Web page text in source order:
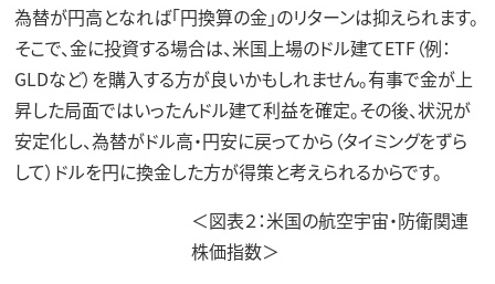
為替が円高となれば「円換算の金」のリターンは抑えられます。
そこで、金に投資する場合は、米国上場のドル建てETF（例：
GLDなど）を購入する方が良いかもしれません。有事で金が上
昇した局面ではいったんドル建て利益を確定。その後、状況が
安定化し、為替がドル高・円安に戻ってから（タイミングをずら
して）ドルを円に換金した方が得策と考えられるからです。
＜図表２：米国の航空宇宙・防衛関連
株価指数＞